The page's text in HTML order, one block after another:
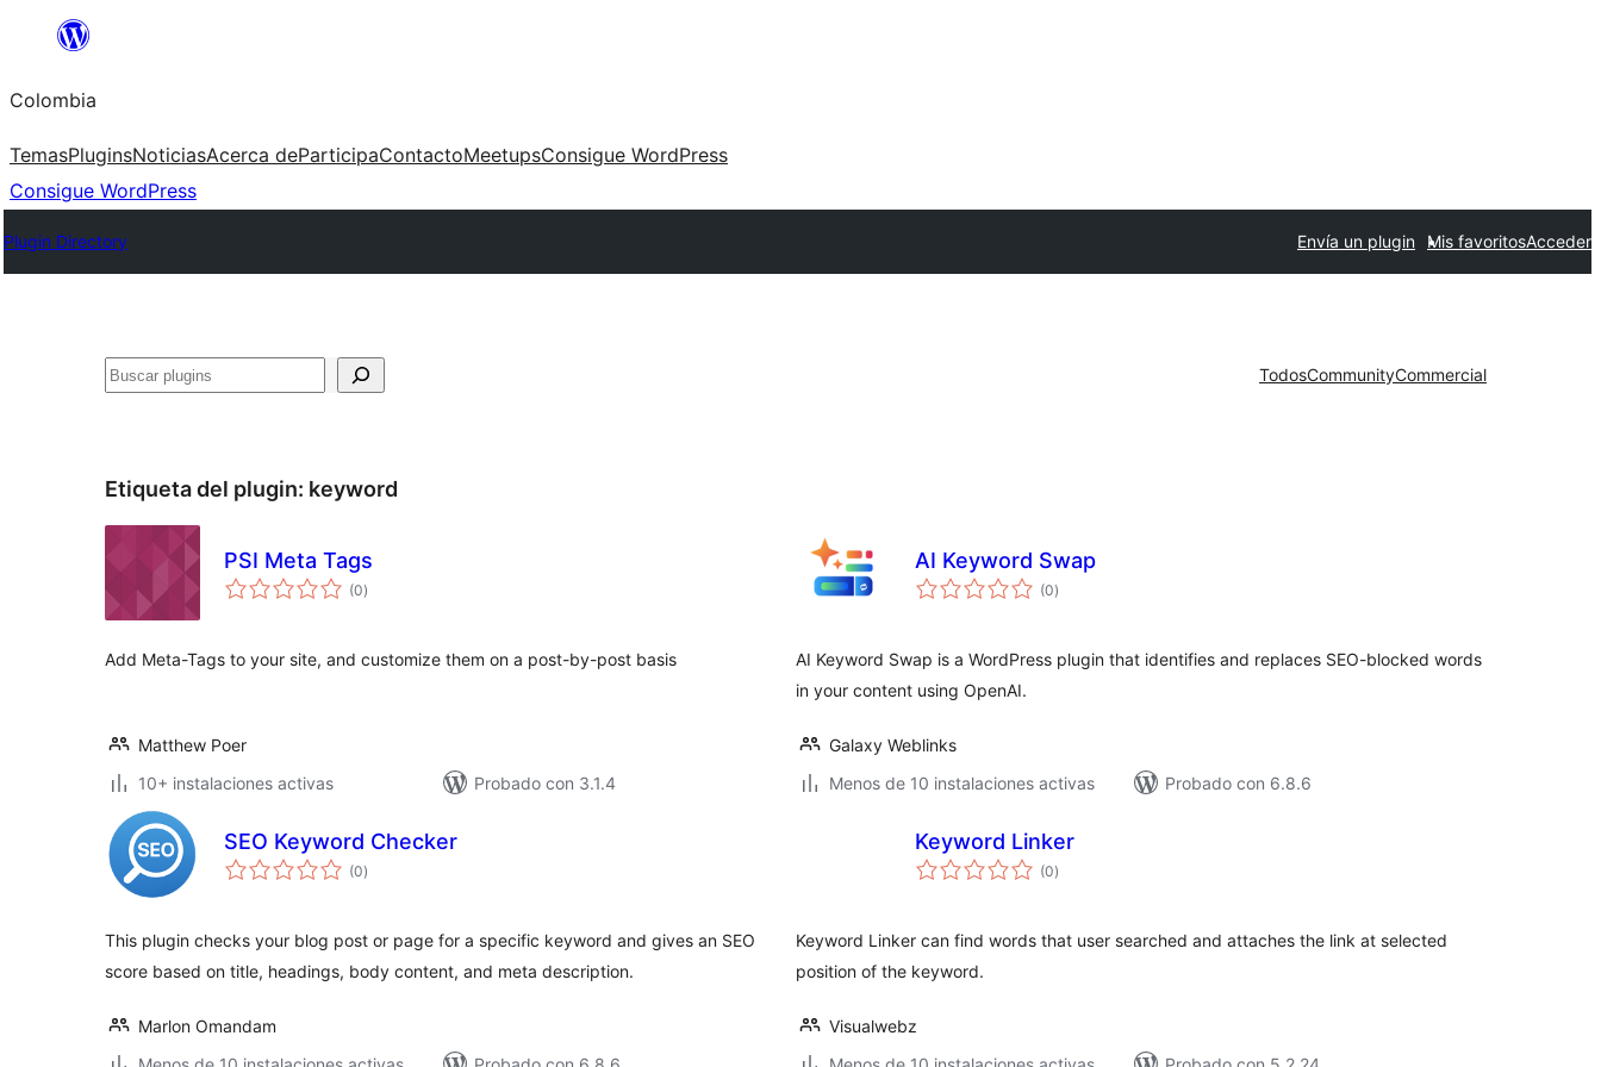
Saltar
contenido
Colombia
TemasPluginsNoticiasAcerca deParticipaContactoMeetupsConsigue WordPress
Consigue WordPress
Plugin Directory Envía un plugin Mis favoritosAcceder
Buscar TodosCommunityCommercial
Etiqueta del plugin: keyword
PSI Meta Tags
(0total
de
)
Add Meta-Tags to your site, and customize them on a post-by-post basis
Matthew Poer
10+ instalaciones activas
Probado con 3.1.4
AI Keyword Swap
(0total
de
)
AI Keyword Swap is a WordPress plugin that identifies and replaces SEO-blocked words
in your content using OpenAI.
Galaxy Weblinks
Menos de 10 instalaciones activas
Probado con 6.8.6
SEO Keyword Checker
(0total
de
)
This plugin checks your blog post or page for a specific keyword and gives an SEO
score based on title, headings, body content, and meta description.
Marlon Omandam
Keyword Linker
(0total
de
)
Keyword Linker can find words that user searched and attaches the link at selected
position of the keyword.
Visualwebz